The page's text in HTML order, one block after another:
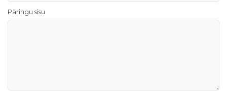
Päringu sisu